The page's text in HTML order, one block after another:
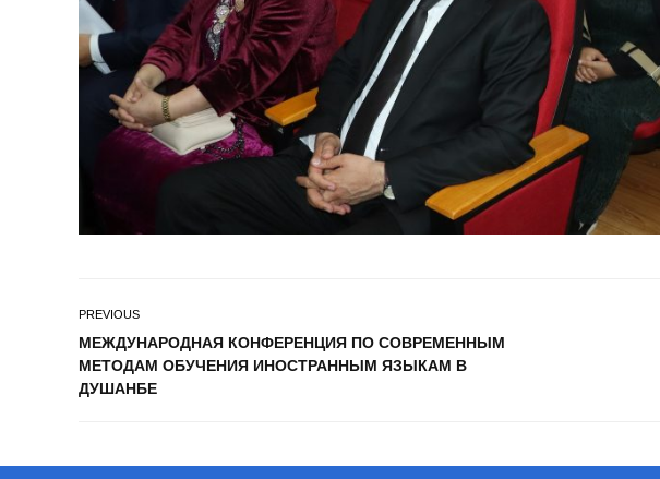
PREVIOUS
МЕЖДУНАРОДНАЯ КОНФЕРЕНЦИЯ ПО СОВРЕМЕННЫМ
МЕТОДАМ ОБУЧЕНИЯ ИНОСТРАННЫМ ЯЗЫКАМ В
ДУШАНБЕ